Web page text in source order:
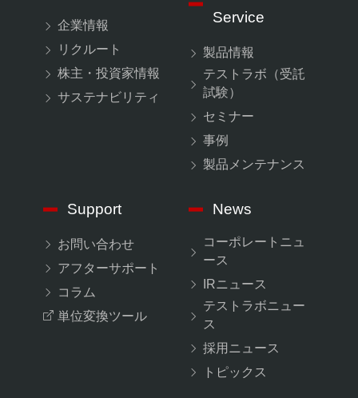
企業情報
リクルート
株主・投資家情報
サステナビリティ
Service
製品情報
テストラボ（受託
試験）
セミナー
事例
製品メンテナンス
Support
お問い合わせ
アフターサポート
コラム
単位変換ツール
News
コーポレートニュ
ース
IRニュース
テストラボニュー
ス
採用ニュース
トピックス